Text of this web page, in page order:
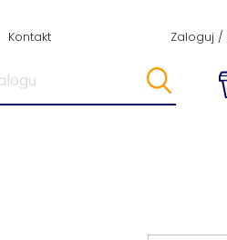
Kontakt
Zaloguj /